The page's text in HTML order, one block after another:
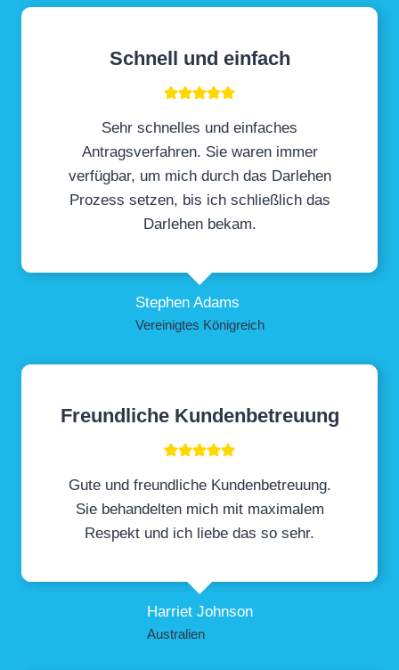
Schnell und einfach
Sehr schnelles und einfaches
Antragsverfahren. Sie waren immer
verfügbar, um mich durch das Darlehen
Prozess setzen, bis ich schließlich das
Darlehen bekam.
Stephen Adams
Vereinigtes Königreich
Freundliche Kundenbetreuung
Gute und freundliche Kundenbetreuung.
Sie behandelten mich mit maximalem
Respekt und ich liebe das so sehr.
Harriet Johnson
Australien